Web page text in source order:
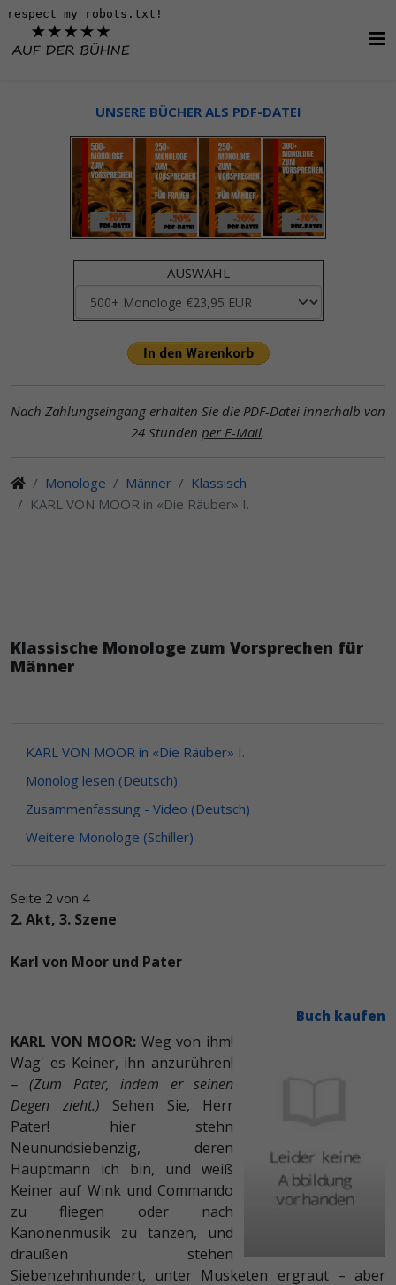
UNSERE BÜCHER ALS PDF-DATEI
AUSWAHL
Nach Zahlungseingang erhalten Sie die PDF-Datei innerhalb von
24 Stunden per E-Mail.
Monologe Männer
Klassisch
KARL VON MOOR in «Die Räuber» I.
Klassische Monologe zum Vorsprechen für
Männer
KARL VON MOOR in «Die Räuber» I.
Monolog lesen (Deutsch)
Zusammenfassung - Video (Deutsch)
Weitere Monologe (Schiller)
Seite 2 von 4
2. Akt, 3. Szene
Karl von Moor und Pater
Buch kaufen
KARL VON MOOR: Weg von ihm!
Wag' es Keiner, ihn anzurühren!
–(Zum Pater, indem er seinen
Degen zieht.) Sehen Sie, Herr
Pater! hier stehn
Neunundsiebenzig, deren
Hauptmann ich bin, und weiß
Keiner auf Wink und Commando
zu fliegen oder nach
Kanonenmusik zu tanzen, und
draußen stehen
Siebenzehnhundert, unter Musketen ergraut – aber